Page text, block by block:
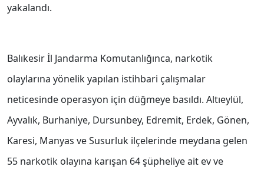
yakalandı.
Balıkesir İl Jandarma Komutanlığınca, narkotik
olaylarına yönelik yapılan istihbari çalışmalar
neticesinde operasyon için düğmeye basıldı. Altıeylül,
Ayvalık, Burhaniye, Dursunbey, Edremit, Erdek, Gönen,
Karesi, Manyas ve Susurluk ilçelerinde meydana gelen
55 narkotik olayına karışan 64 şüpheliye ait ev ve